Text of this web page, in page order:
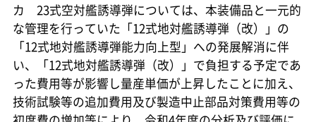
カ 23式空対艦誘導弾については、本装備品と一元的
な管理を行っていた「12式地対艦誘導弾（改）」の
「12式地対艦誘導弾能力向上型」への発展解消に伴
い、「12式地対艦誘導弾（改）」で負担する予定であ
った費用等が影響し量産単価が上昇したことに加え、
技術試験等の追加費用及び製造中止部品対策費用等の